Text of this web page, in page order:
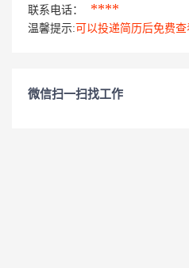
联系电话： ****
温馨提示: 可以投递简历后免费查
微信扫一扫找工作